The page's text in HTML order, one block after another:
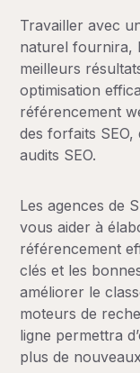
Travailler avec
naturel fournira,
meilleurs
optimisation
référencement
des forfaits SEO,
audits SEO.
Les agences de
vous aider à
référencement
clés et les
améliorer le
moteurs de
ligne permettra
plus de